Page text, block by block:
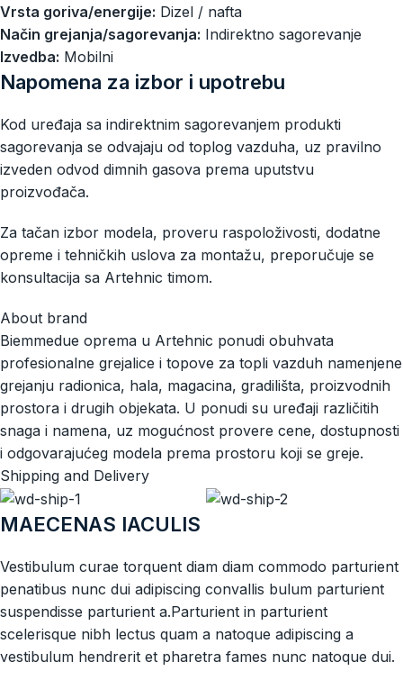
Vrsta goriva/energije: Dizel / nafta
Način grejanja/sagorevanja: Indirektno sagorevanje
Izvedba: Mobilni
Napomena za izbor i upotrebu
Kod uređaja sa indirektnim sagorevanjem produkti
sagorevanja se odvajaju od toplog vazduha, uz pravilno
izveden odvod dimnih gasova prema uputstvu
proizvođača.
Za tačan izbor modela, proveru raspoloživosti, dodatne
opreme i tehničkih uslova za montažu, preporučuje se
konsultacija sa Artehnic timom.
About brand
Biemmedue oprema u Artehnic ponudi obuhvata
profesionalne grejalice i topove za topli vazduh namenjene
grejanju radionica, hala, magacina, gradilišta, proizvodnih
prostora i drugih objekata. U ponudi su uređaji različitih
snaga i namena, uz mogućnost provere cene, dostupnosti
i odgovarajućeg modela prema prostoru koji se greje.
Shipping and Delivery
MAECENAS IACULIS
Vestibulum curae torquent diam diam commodo parturient
penatibus nunc dui adipiscing convallis bulum parturient
suspendisse parturient a.Parturient in parturient
scelerisque nibh lectus quam a natoque adipiscing a
vestibulum hendrerit et pharetra fames nunc natoque dui.